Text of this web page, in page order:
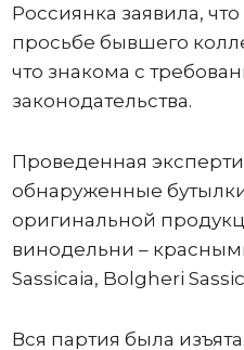
Россиянка заявила,
просьбе бывшего
что знакома с
законодательства.
Проведенная
обнаруженные
оригинальной
винодельни –
Sassicaia, Bolgheri
Вся партия была